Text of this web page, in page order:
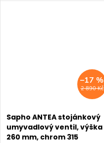
2 890 Kč
–17 %
Sapho ANTEA stojánkový
umyvadlový ventil, výška
260 mm, chrom 315